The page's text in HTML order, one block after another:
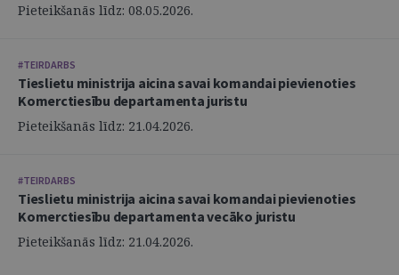
Pieteikšanās līdz: 08.05.2026.
#TEIRDARBS
Tieslietu ministrija aicina savai komandai pievienoties
Komerctiesību departamenta juristu
Pieteikšanās līdz: 21.04.2026.
#TEIRDARBS
Tieslietu ministrija aicina savai komandai pievienoties
Komerctiesību departamenta vecāko juristu
Pieteikšanās līdz: 21.04.2026.